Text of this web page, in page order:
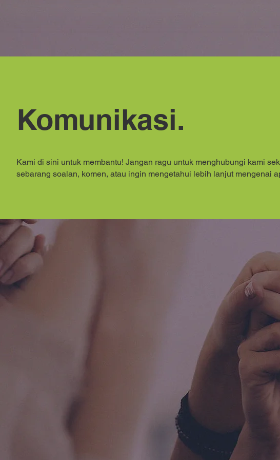
Komunikasi.
Kami di sini untuk membantu! Jangan ragu untuk menghubungi kami
sebarang soalan, komen, atau ingin mengetahui lebih lanjut mengenai